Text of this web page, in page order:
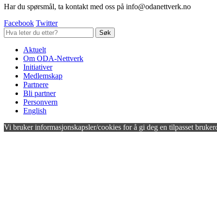
Har du spørsmål, ta kontakt med oss på info@odanettverk.no
Facebook Twitter
Aktuelt
Om ODA-Nettverk
Initiativer
Medlemskap
Partnere
Bli partner
Personvern
English
Vi bruker informasjonskapsler/cookies for å gi deg en tilpasset